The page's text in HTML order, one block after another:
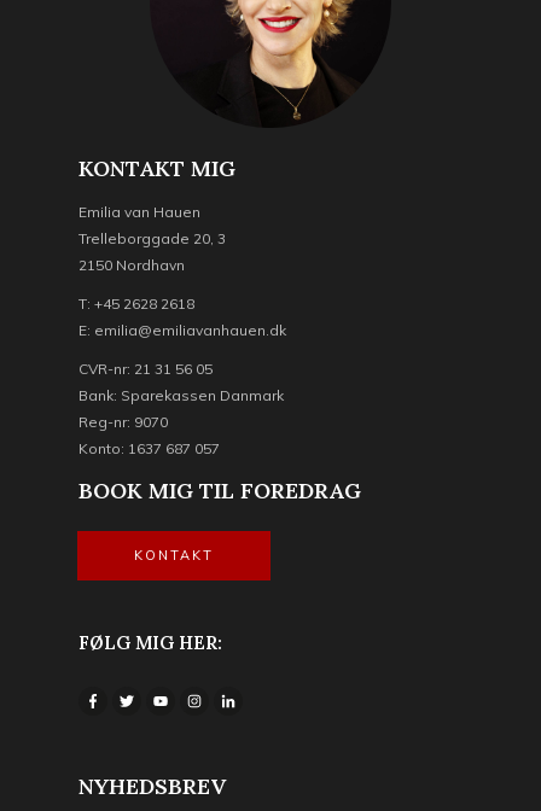
KONTAKT MIG
Emilia van Hauen
Trelleborggade 20, 3
2150 Nordhavn
T: +45 2628 2618
E: emilia@emiliavanhauen.dk
CVR-nr: 21 31 56 05
Bank: Sparekassen Danmark
Reg-nr: 9070
Konto: 1637 687 057
BOOK MIG TIL FOREDRAG
KONTAKT
FØLG MIG HER:
NYHEDSBREV